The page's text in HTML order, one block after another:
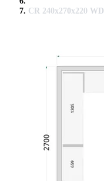
CR 240x270x220 WD